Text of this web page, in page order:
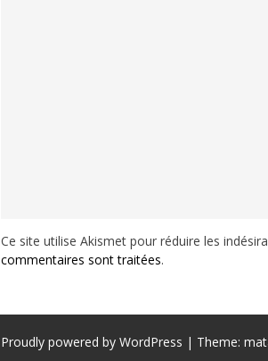
Ce site utilise Akismet pour réduire les
commentaires sont traitées.
Proudly powered by WordPress | Theme: